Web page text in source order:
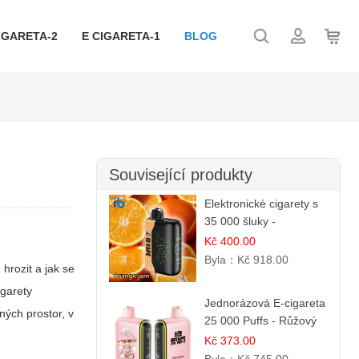
2 E CIGARETA-1 BLOG
hrozit a jak se
prostor, v
Související produkty
Elektronické cigarety s
35 000 šluky -
Pomerančový džem
Kč 400.00
Byla： Kč 918.00
Jednorázová E-cigareta
25 000 Puffs - Růžový
Citrón
Kč 373.00